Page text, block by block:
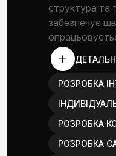
структура та
забезпечує
РОЗРОБКА
РОЗРОБКА
РОЗРОБКА